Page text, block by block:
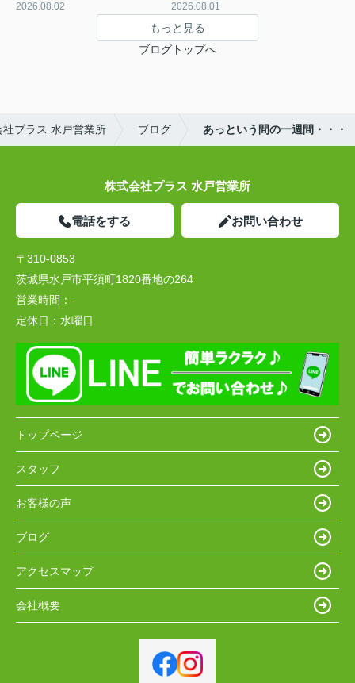
2026.08.02 2026.08.01
もっと見る
ブログトップへ
プラス 水戸営業所 ブログ あっという間の一週間・・・
株式会社プラス 水戸営業所
電話をする お問い合わせ
〒310-0853
茨城県水戸市平須町1820番地の264
営業時間： -
定休日： 水曜日
トップページ
スタッフ
お客様の声
ブログ
アクセスマップ
会社概要